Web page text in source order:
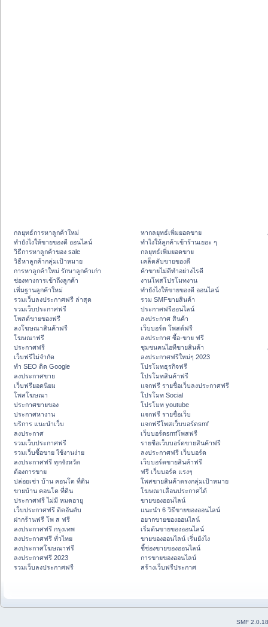
กลยุทธ์การหาลูกค้าใหม่
ทํายังไงให้ขายของดี ออนไลน์
วิธีการหาลูกค้าของ sale
วิธีหาลูกค้ากลุ่มเป้าหมาย
การหาลูกค้าใหม่ รักษาลูกค้าเก่า
ช่องทางการเข้าถึงลูกค้า
เพิ่มฐานลูกค้าใหม่
รวมเว็บลงประกาศฟรี ล่าสุด
รวมเว็บประกาศฟรี
โพสต์ขายของฟรี
ลงโฆษณาสินค้าฟรี
โฆษณาฟรี
ประกาศฟรี
เว็บฟรีไม่จำกัด
ทำ SEO ติด Google
ลงประกาศขาย
เว็บฟรียอดนิยม
โพสโฆษณา
ประกาศขายของ
ประกาศหางาน
บริการ แนะนำเว็บ
ลงประกาศ
รวมเว็บประกาศฟรี
รวมเว็บซื้อขาย ใช้งานง่าย
ลงประกาศฟรี ทุกจังหวัด
ต้องการขาย
ปล่อยเช่า บ้าน คอนโด ที่ดิน
ขายบ้าน คอนโด ที่ดิน
ประกาศฟรี ไม่มี หมดอายุ
เว็บประกาศฟรี ติดอันดับ
ฝากร้านฟรี โพ ส ฟรี
ลงประกาศฟรี กรุงเทพ
ลงประกาศฟรี ทั่วไทย
ลงประกาศโฆษณาฟรี
ลงประกาศฟรี 2023
รวมเว็บลงประกาศฟรี
หากลยุทธ์เพิ่มยอดขาย
ทําไงให้ลูกค้าเข้าร้านเยอะ ๆ
กลยุทธ์เพิ่มยอดขาย
เคล็ดลับขายของดี
ค้าขายไม่ดีทำอย่างไรดี
งานโพสโปรโมทงาน
ทํายังไงให้ขายของดี ออนไลน์
รวม SMFขายสินค้า
ประกาศฟรีออนไลน์
ลงประกาศ สินค้า
เว็บบอร์ด โพสต์ฟรี
ลงประกาศ ซื้อ-ขาย ฟรี
ชุมชนคนไอทีขายสินค้า
ลงประกาศฟรีใหม่ๆ 2023
โปรโมทธุรกิจฟรี
โปรโมทสินค้าฟรี
แจกฟรี รายชื่อเว็บลงประกาศฟรี
โปรโมท Social
โปรโมท youtube
แจกฟรี รายชื่อเว็บ
แจกฟรีโพสเว็บบอร์ดsmf
เว็บบอร์ดsmfโพสฟรี
รายชื่อเว็บบอร์ดขายสินค้าฟรี
ลงประกาศฟรี เว็บบอร์ด
เว็บบอร์ดขายสินค้าฟรี
ฟรี เว็บบอร์ด แรงๆ
โพสขายสินค้าตรงกลุ่มเป้าหมาย
โฆษณาเลื่อนประกาศได้
ขายของออนไลน์
แนะนำ 6 วิธีขายของออนไลน์
อยากขายของออนไลน์
เริ่มต้นขายของออนไลน์
ขายของออนไลน์ เริ่มยังไง
ชี้ช่องขายของออนไลน์
การขายของออนไลน์
สร้างเว็บฟรีประกาศ
SMF 2.0.18